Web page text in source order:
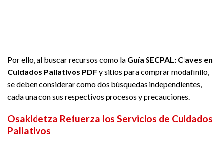
Por ello, al buscar recursos como la Guía SECPAL: Claves en
Cuidados Paliativos PDFy sitios para comprar modafinilo,
se deben considerar como dos búsquedas independientes,
cada una con sus respectivos procesos y precauciones.
Osakidetza Refuerza los Servicios de Cuidados
Paliativos